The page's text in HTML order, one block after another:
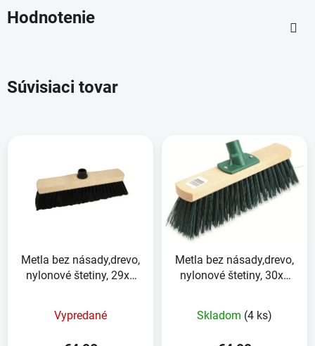
Hodnotenie
Súvisiaci tovar
Metla bez násady,drevo,
nylonové štetiny, 29x5
Vypredané
Metla bez násady,drevo,
nylonové štetiny, 30x6
Skladom (4 ks)